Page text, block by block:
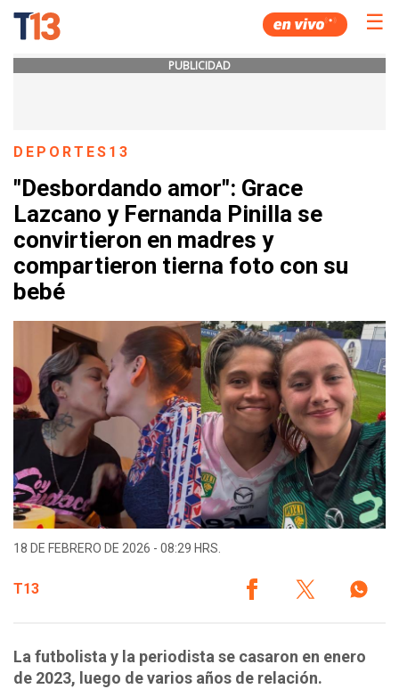
☰
PUBLICIDAD
DEPORTES13
"Desbordando amor": Grace
Lazcano y Fernanda Pinilla se
convirtieron en madres y
compartieron tierna foto con su
bebé
18 DE FEBRERO DE 2026 - 08:29 HRS.
T13
La futbolista y la periodista se casaron en enero
de 2023, luego de varios años de relación.